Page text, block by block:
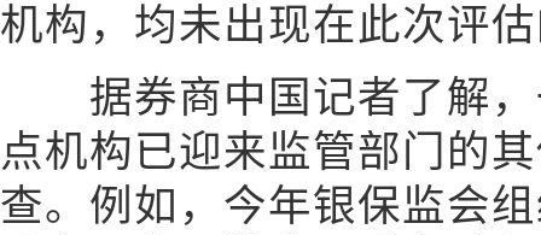
机构，均未出现在此次评
据券商中国记者了解，
点机构已迎来监管部门的
查。例如，今年银保监会